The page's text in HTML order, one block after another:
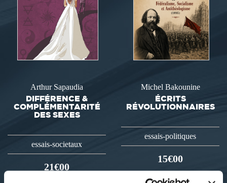
Arthur Sapaudia
DIFFÉRENCE &
COMPLÉMENTARITÉ
DES SEXES
essais-societaux
21€00
Michel Bakounine
ÉCRITS
RÉVOLUTIONNAIRES
essais-politiques
15€00